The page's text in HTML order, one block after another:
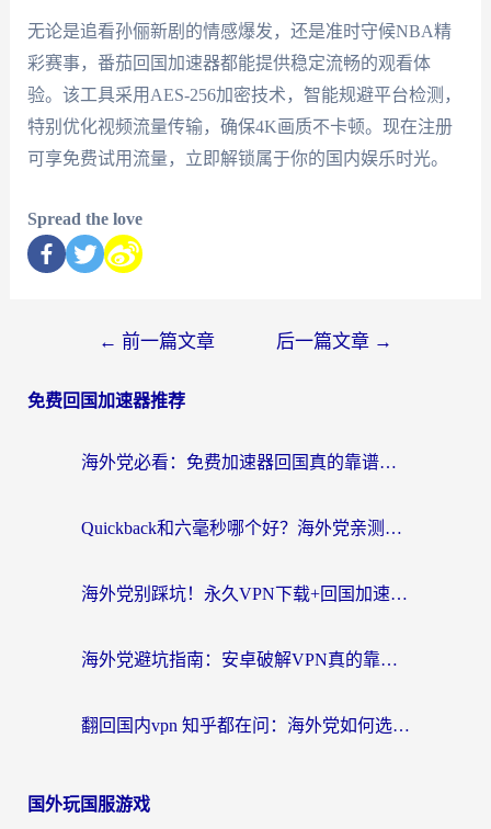
无论是追看孙俪新剧的情感爆发，还是准时守候NBA精
彩赛事，番茄回国加速器都能提供稳定流畅的观看体
验。该工具采用AES-256加密技术，智能规避平台检测，
特别优化视频流量传输，确保4K画质不卡顿。现在注册
可享免费试用流量，立即解锁属于你的国内娱乐时光。
Spread the love
← 前一篇文章 后一篇文章 →
免费回国加速器推荐
海外党必看：免费加速器回国真的靠谱吗？3步教你选到好用的归雁替代
Quickback和六毫秒哪个好？海外党亲测：选对回国加速器，无缝刷剧办公不再愁
海外党别踩坑！永久VPN下载+回国加速器选择指南，无缝刷国内剧游戏支付
海外党避坑指南：安卓破解VPN真的靠谱吗？教你选对回国加速器无缝刷国内资源
翻回国内vpn 知乎都在问：海外党如何选对加速器，无缝刷剧打游戏？
国外玩国服游戏